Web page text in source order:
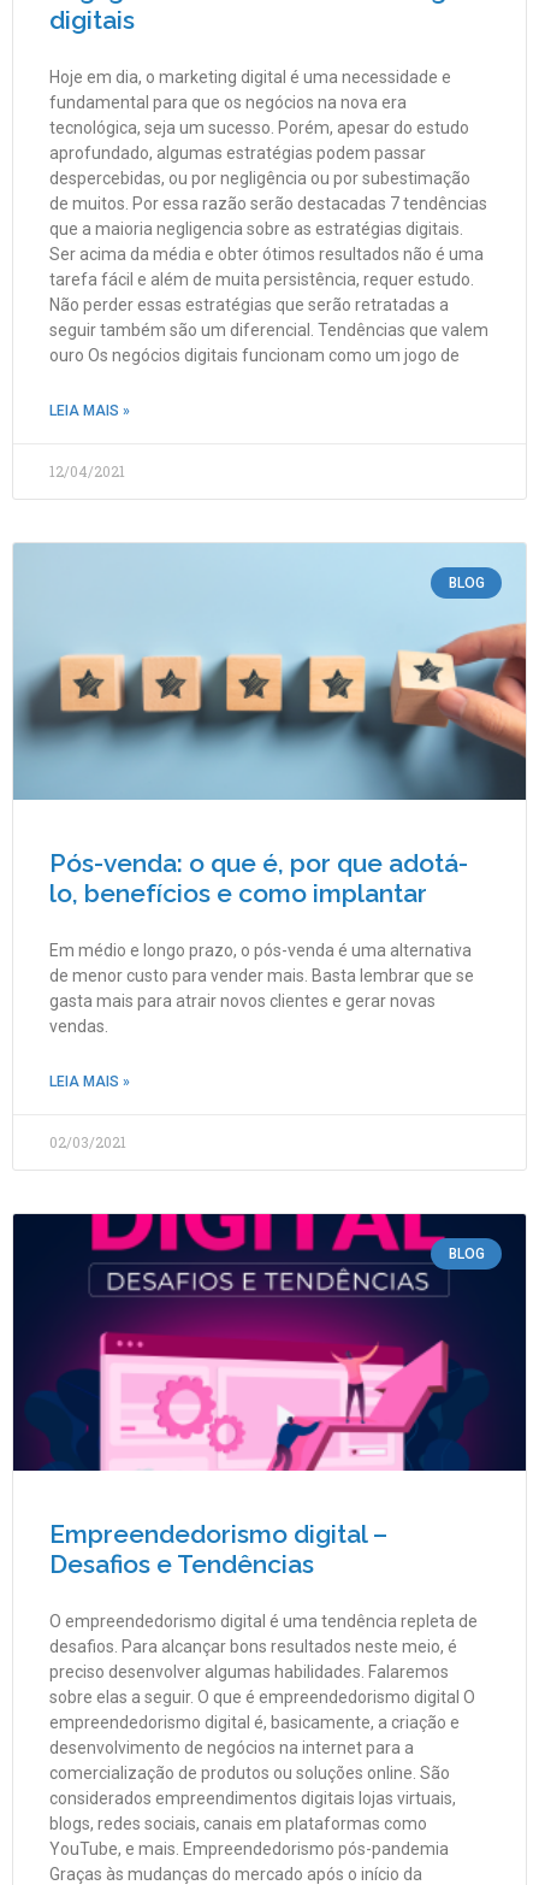
digitais
Hoje em dia, o marketing digital é uma necessidade e
fundamental para que os negócios na nova era
tecnológica, seja um sucesso. Porém, apesar do estudo
aprofundado, algumas estratégias podem passar
despercebidas, ou por negligência ou por subestimação
de muitos. Por essa razão serão destacadas 7 tendências
que a maioria negligencia sobre as estratégias digitais.
Ser acima da média e obter ótimos resultados não é uma
tarefa fácil e além de muita persistência, requer estudo.
Não perder essas estratégias que serão retratadas a
seguir também são um diferencial. Tendências que valem
ouro Os negócios digitais funcionam como um jogo de
LEIA MAIS »
12/04/2021
BLOG
Pós-venda: o que é, por que adotá-
lo, benefícios e como implantar
Em médio e longo prazo, o pós-venda é uma alternativa
de menor custo para vender mais. Basta lembrar que se
gasta mais para atrair novos clientes e gerar novas
vendas.
LEIA MAIS »
02/03/2021
BLOG
Empreendedorismo digital –
Desafios e Tendências
O empreendedorismo digital é uma tendência repleta de
desafios. Para alcançar bons resultados neste meio, é
preciso desenvolver algumas habilidades. Falaremos
sobre elas a seguir. O que é empreendedorismo digital O
empreendedorismo digital é, basicamente, a criação e
desenvolvimento de negócios na internet para a
comercialização de produtos ou soluções online. São
considerados empreendimentos digitais lojas virtuais,
blogs, redes sociais, canais em plataformas como
YouTube, e mais. Empreendedorismo pós-pandemia
Graças às mudanças do mercado após o início da